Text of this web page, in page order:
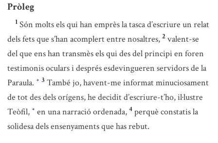
Pròleg
1 Són molts els qui han emprès la tasca d’escriure un relat
dels fets que s’han acomplert entre nosaltres, 2 valent-se
del que ens han transmès els qui des del principi en foren
testimonis oculars i després esdevingueren servidors de la
Paraula. * 3 També jo, havent-me informat minuciosament
de tot des dels orígens, he decidit d’escriure-t’ho, il·lustre
Teòfil, * en una narració ordenada, 4 perquè constatis la
solidesa dels ensenyaments que has rebut.